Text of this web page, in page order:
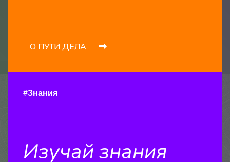
О ПУТИ ДЕЛА
#Знания
Изучай знания